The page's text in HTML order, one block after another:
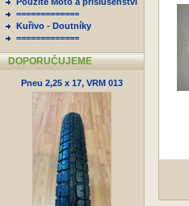
=============
Kuřivo - Doutníky
=============
DOPORUČUJEME
Pneu 2,25 x 17, VRM 013